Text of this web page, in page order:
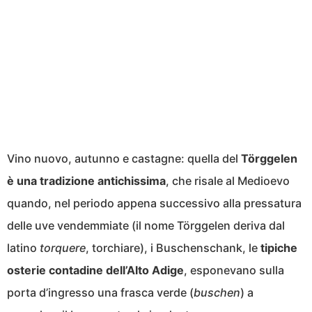
Vino nuovo, autunno e castagne: quella del Törggelen
è una tradizione antichissima, che risale al Medioevo
quando, nel periodo appena successivo alla pressatura
delle uve vendemmiate (il nome Törggelen deriva dal
latino torquere, torchiare), i Buschenschank, le tipiche
osterie contadine dell’Alto Adige, esponevano sulla
porta d’ingresso una frasca verde (buschen) a